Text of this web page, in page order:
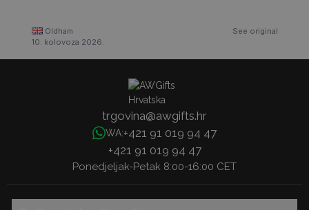
Oldham
See original
10. kolovoza 2026.
trgovina@awgifts.hr
WA:+421 91 019 94 47
+421 91 019 94 47
Ponedjeljak-Petak 8:00-16:00 CET